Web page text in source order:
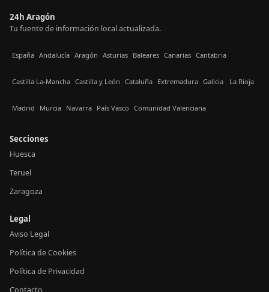
24h Aragón
Tu fuente de información local actualizada.
España Andalucía Aragón Asturias Baleares Canarias Cantabria
Castilla La-Mancha Castilla y León Cataluña Extremadura Galicia La Rioja
Madrid Murcia Navarra País Vasco Comunidad Valenciana
Secciones
Huesca
Teruel
Zaragoza
Legal
Aviso Legal
Política de Cookies
Política de Privacidad